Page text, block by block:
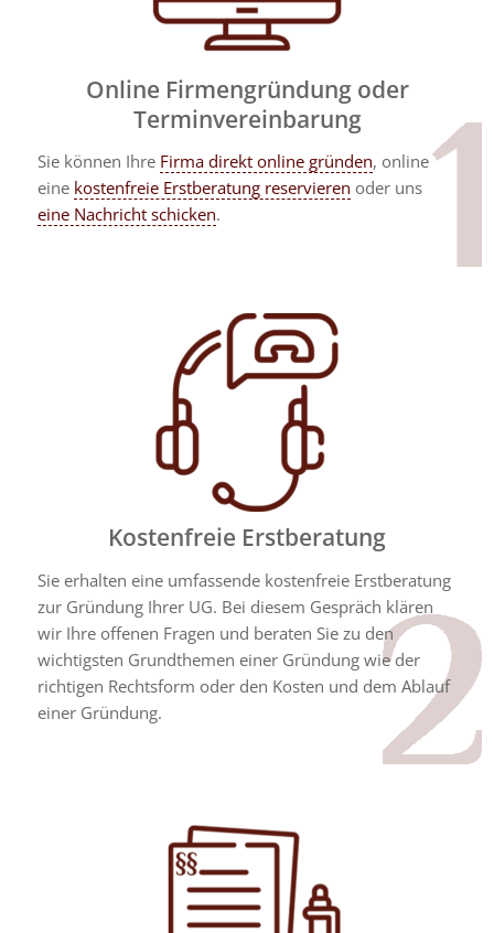
Online Firmengründung oder
Terminvereinbarung
Sie können Ihre Firma direkt online gründen, online
eine kostenfreie Erstberatung reservieren oder uns
eine Nachricht schicken.
Kostenfreie Erstberatung
Sie erhalten eine umfassende kostenfreie Erstberatung
zur Gründung Ihrer UG. Bei diesem Gespräch klären
wir Ihre offenen Fragen und beraten Sie zu den
wichtigsten Grundthemen einer Gründung wie der
richtigen Rechtsform oder den Kosten und dem Ablauf
einer Gründung.